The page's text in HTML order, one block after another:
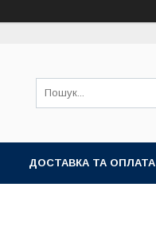
ДОСТАВКА ТА ОПЛАТА